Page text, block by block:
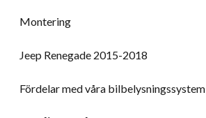
Montering
Jeep Renegade 2015-2018
Fördelar med våra bilbelysningssystem